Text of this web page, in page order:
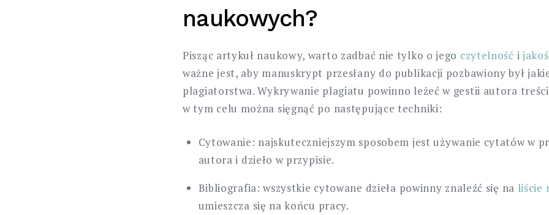
naukowych?
Pisząc artykuł naukowy, warto zadbać nie tylko o jego czytelność i
ważne jest, aby manuskrypt przesłany do publikacji pozbawiony był
plagiatorstwa. Wykrywanie plagiatu powinno leżeć w gestii autora
w tym celu można sięgnąć po następujące techniki:
Cytowanie: najskuteczniejszym sposobem jest używanie cytatów w
autora i dzieło w przypisie.
Bibliografia: wszystkie cytowane dzieła powinny znaleźć się na liście
umieszcza się na końcu pracy.